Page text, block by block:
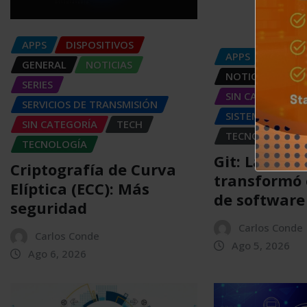
APPS
DISPOSITIVOS
GENERAL
NOTICIAS
SERIES
SERVICIOS DE TRANSMISIÓN
SIN CATEGORÍA
TECH
TECNOLOGÍA
Criptografía de Curva
Elíptica (ECC): Más
seguridad
Carlos Conde
Ago 6, 2026
APPS
GENERAL
NOTICIAS
SIN CATEGORÍA
SISTEMA
TECNOLOGÍA
Git: La
transformó
de software
Carlos Conde
Ago 5, 2026